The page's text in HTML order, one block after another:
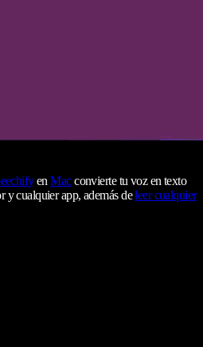
enMacconvierte tu voz en texto
y cualquier app, además deleer cualquier